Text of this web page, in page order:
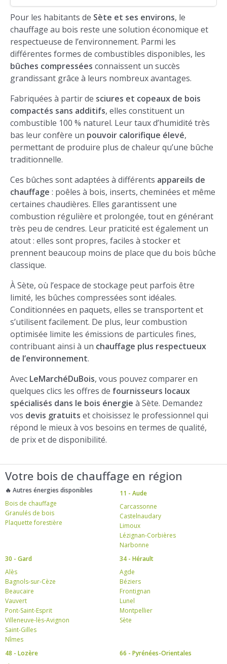
Pour les habitants de Sète et ses environs, le
chauffage au bois reste une solution économique et
respectueuse de l’environnement. Parmi les
différentes formes de combustibles disponibles, les
bûches compressées connaissent un succès
grandissant grâce à leurs nombreux avantages.
Fabriquées à partir de sciures et copeaux de bois
compactés sans additifs, elles constituent un
combustible 100 % naturel. Leur taux d’humidité très
bas leur confère un pouvoir calorifique élevé,
permettant de produire plus de chaleur qu’une bûche
traditionnelle.
Ces bûches sont adaptées à différents appareils de
chauffage : poêles à bois, inserts, cheminées et même
certaines chaudières. Elles garantissent une
combustion régulière et prolongée, tout en générant
très peu de cendres. Leur praticité est également un
atout : elles sont propres, faciles à stocker et
prennent beaucoup moins de place que du bois bûche
classique.
À Sète, où l’espace de stockage peut parfois être
limité, les bûches compressées sont idéales.
Conditionnées en paquets, elles se transportent et
s’utilisent facilement. De plus, leur combustion
optimisée limite les émissions de particules fines,
contribuant ainsi à un chauffage plus respectueux
de l’environnement.
Avec LeMarchéDuBois, vous pouvez comparer en
quelques clics les offres de fournisseurs locaux
spécialisés dans le bois énergie à Sète. Demandez
vos devis gratuits et choisissez le professionnel qui
répond le mieux à vos besoins en termes de qualité,
de prix et de disponibilité.
Votre bois de chauffage en région
🔥 Autres énergies disponibles
Bois de chauffage
Granulés de bois
Plaquette forestière
11 - Aude
Carcassonne
Castelnaudary
Limoux
Lézignan-Corbières
Narbonne
30 - Gard
Alès
Bagnols-sur-Cèze
Beaucaire
Vauvert
Pont-Saint-Esprit
Villeneuve-lès-Avignon
Saint-Gilles
Nîmes
34 - Hérault
Agde
Béziers
Frontignan
Lunel
Montpellier
Sète
48 - Lozère
66 - Pyrénées-Orientales